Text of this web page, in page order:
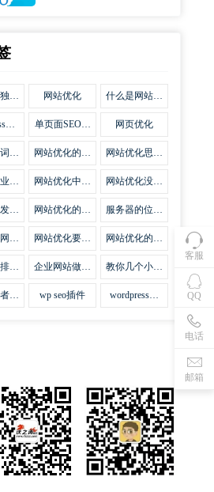
立
网站优化
什么是网站优
网
单页面SEO网
网页优化
优
网站优化的误
网站优化思路
要
网
网站优化中关
干问题
网站优化没有
味道
挥
网站优化的费
服务器的位置
影响
站
网站优化要不
网站优化的逆
名
企业网站做好
势
教你几个小技
页优化
，
wp seo插件
wordpress插
客服
QQ
电话
邮箱